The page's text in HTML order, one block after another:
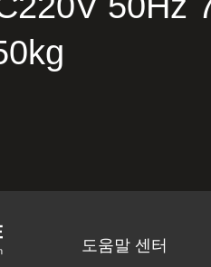
도움말 센터